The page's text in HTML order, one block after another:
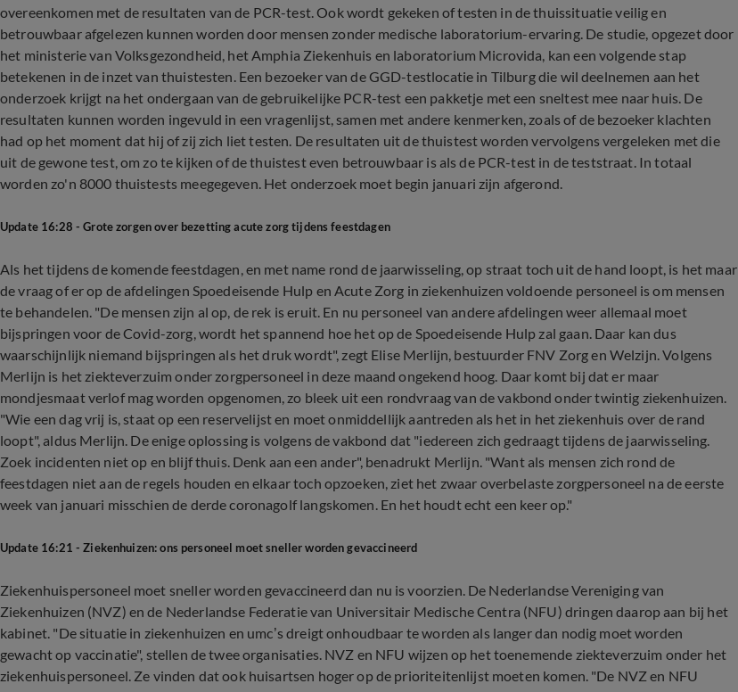
overeenkomen met de resultaten van de PCR-test. Ook wordt gekeken of testen in de thuissituatie veilig en
betrouwbaar afgelezen kunnen worden door mensen zonder medische laboratorium-ervaring. De studie, opgezet door
het ministerie van Volksgezondheid, het Amphia Ziekenhuis en laboratorium Microvida, kan een volgende stap
betekenen in de inzet van thuistesten. Een bezoeker van de GGD-testlocatie in Tilburg die wil deelnemen aan het
onderzoek krijgt na het ondergaan van de gebruikelijke PCR-test een pakketje met een sneltest mee naar huis. De
resultaten kunnen worden ingevuld in een vragenlijst, samen met andere kenmerken, zoals of de bezoeker klachten
had op het moment dat hij of zij zich liet testen. De resultaten uit de thuistest worden vervolgens vergeleken met die
uit de gewone test, om zo te kijken of de thuistest even betrouwbaar is als de PCR-test in de teststraat. In totaal
worden zo'n 8000 thuistests meegegeven. Het onderzoek moet begin januari zijn afgerond.
Update 16:28 - Grote zorgen over bezetting acute zorg tijdens feestdagen
Als het tijdens de komende feestdagen, en met name rond de jaarwisseling, op straat toch uit de hand loopt, is het maar
de vraag of er op de afdelingen Spoedeisende Hulp en Acute Zorg in ziekenhuizen voldoende personeel is om mensen
te behandelen. "De mensen zijn al op, de rek is eruit. En nu personeel van andere afdelingen weer allemaal moet
bijspringen voor de Covid-zorg, wordt het spannend hoe het op de Spoedeisende Hulp zal gaan. Daar kan dus
waarschijnlijk niemand bijspringen als het druk wordt", zegt Elise Merlijn, bestuurder FNV Zorg en Welzijn. Volgens
Merlijn is het ziekteverzuim onder zorgpersoneel in deze maand ongekend hoog. Daar komt bij dat er maar
mondjesmaat verlof mag worden opgenomen, zo bleek uit een rondvraag van de vakbond onder twintig ziekenhuizen.
"Wie een dag vrij is, staat op een reservelijst en moet onmiddellijk aantreden als het in het ziekenhuis over de rand
loopt", aldus Merlijn. De enige oplossing is volgens de vakbond dat "iedereen zich gedraagt tijdens de jaarwisseling.
Zoek incidenten niet op en blijf thuis. Denk aan een ander", benadrukt Merlijn. "Want als mensen zich rond de
feestdagen niet aan de regels houden en elkaar toch opzoeken, ziet het zwaar overbelaste zorgpersoneel na de eerste
week van januari misschien de derde coronagolf langskomen. En het houdt echt een keer op."
Update 16:21 - Ziekenhuizen: ons personeel moet sneller worden gevaccineerd
Ziekenhuispersoneel moet sneller worden gevaccineerd dan nu is voorzien. De Nederlandse Vereniging van
Ziekenhuizen (NVZ) en de Nederlandse Federatie van Universitair Medische Centra (NFU) dringen daarop aan bij het
kabinet. "De situatie in ziekenhuizen en umc’s dreigt onhoudbaar te worden als langer dan nodig moet worden
gewacht op vaccinatie", stellen de twee organisaties. NVZ en NFU wijzen op het toenemende ziekteverzuim onder het
ziekenhuispersoneel. Ze vinden dat ook huisartsen hoger op de prioriteitenlijst moeten komen. "De NVZ en NFU